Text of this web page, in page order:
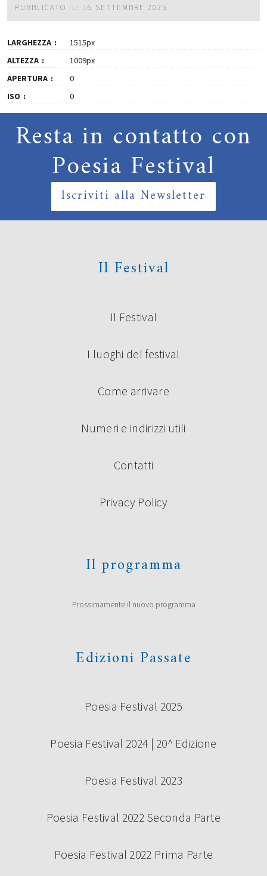
PUBBLICATO IL: 16 SETTEMBRE 2025
LARGHEZZA
1515px
ALTEZZA
1009px
APERTURA
0
ISO
0
Resta in contatto con
Poesia Festival
Iscriviti alla Newsletter
Il Festival
Il Festival
I luoghi del festival
Come arrivare
Numeri e indirizzi utili
Contatti
Privacy Policy
Il programma
Prossimamente il nuovo programma
Edizioni Passate
Poesia Festival 2025
Poesia Festival 2024 | 20^ Edizione
Poesia Festival 2023
Poesia Festival 2022 Seconda Parte
Poesia Festival 2022 Prima Parte